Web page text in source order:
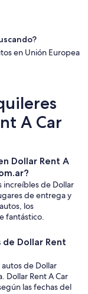
en Unión Europea
A Car
Dollar Rent A
increíbles de Dollar
de entrega y
los
fantástico.
Dollar Rent
de Dollar
Dollar Rent A Car
las fechas del